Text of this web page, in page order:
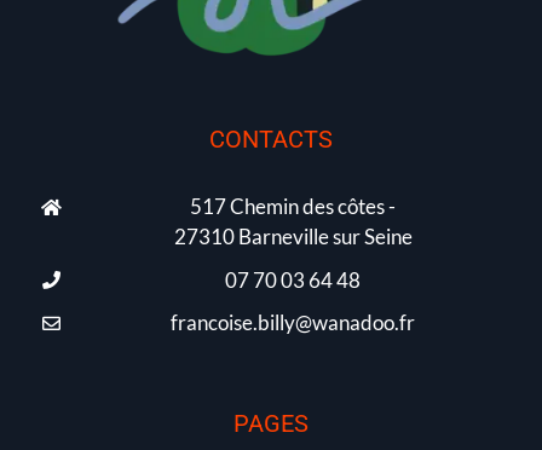
CONTACTS
517 Chemin des côtes -
27310 Barneville sur Seine
07 70 03 64 48
francoise.billy@wanadoo.fr
PAGES